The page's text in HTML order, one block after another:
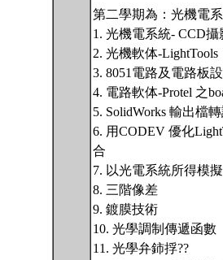
第二學期為：光機電
1. 光機電系統- CCD
2. 光機軟体-LightTools
3. 8051電路及電路板
4. 電路軟体-Protel 之
5. SolidWorks 輸出檔
6. 用CODEV 優化
合
7. 以光電系統所得模
8. 三階像差
9. 鍍膜技術
10. 光學調制傳遞函數
11. 光學弁鈰捊??